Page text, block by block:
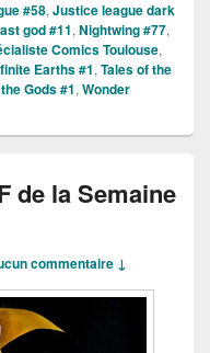
#58, Justice league dark
god #11, Nightwing #77,
Comics Toulouse,
Earths #1, Tales of the
Gods #1, Wonder
de la Semaine
commentaire ↓